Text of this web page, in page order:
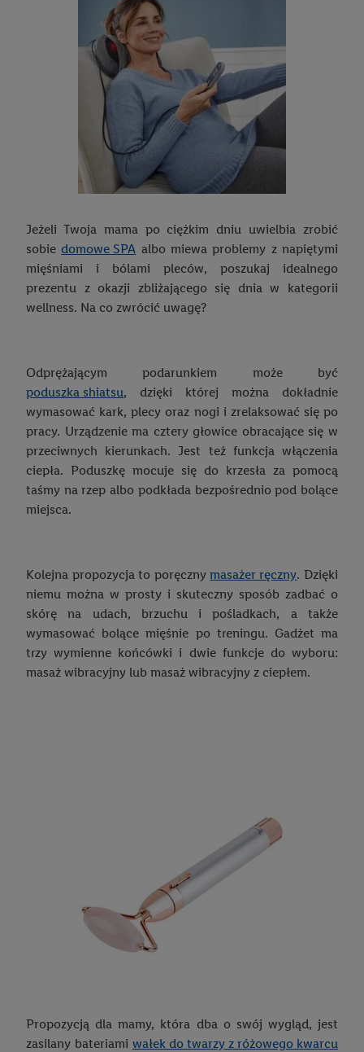
Jeżeli Twoja mama po ciężkim dniu uwielbia zrobić
sobie domowe SPA albo miewa problemy z napiętymi
mięśniami i bólami pleców, poszukaj idealnego
prezentu z okazji zbliżającego się dnia w kategorii
wellness. Na co zwrócić uwagę?
Odprężającym podarunkiem może być
poduszka shiatsu, dzięki której można dokładnie
wymasować kark, plecy oraz nogi i zrelaksować się po
pracy. Urządzenie ma cztery głowice obracające się w
przeciwnych kierunkach. Jest też funkcja włączenia
ciepła. Poduszkę mocuje się do krzesła za pomocą
taśmy na rzep albo podkłada bezpośrednio pod bolące
miejsca.
Kolejna propozycja to poręcznymasażer ręczny. Dzięki
niemu można w prosty i skuteczny sposób zadbać o
skórę na udach, brzuchu i pośladkach, a także
wymasować bolące mięśnie po treningu. Gadżet ma
trzy wymienne końcówki i dwie funkcje do wyboru:
masaż wibracyjny lub masaż wibracyjny z ciepłem.
Propozycją dla mamy, która dba o swój wygląd, jest
zasilany bateriami wałek do twarzy z różowego kwarcu